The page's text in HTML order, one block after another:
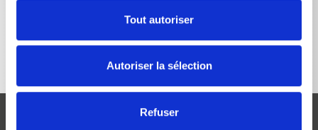
Tout autoriser
Autoriser la sélection
Refuser